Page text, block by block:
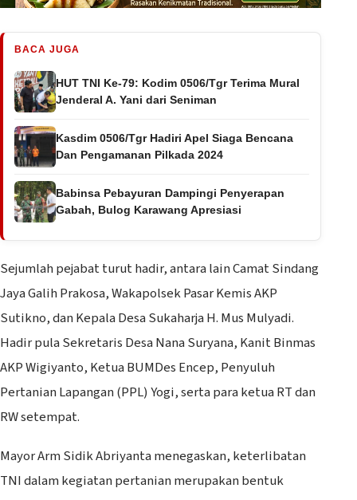
BACA JUGA
HUT TNI Ke-79: Kodim 0506/Tgr Terima Mural
Jenderal A. Yani dari Seniman
Kasdim 0506/Tgr Hadiri Apel Siaga Bencana
Dan Pengamanan Pilkada 2024
Babinsa Pebayuran Dampingi Penyerapan
Gabah, Bulog Karawang Apresiasi
Sejumlah pejabat turut hadir, antara lain Camat Sindang
Jaya Galih Prakosa, Wakapolsek Pasar Kemis AKP
Sutikno, dan Kepala Desa Sukaharja H. Mus Mulyadi.
Hadir pula Sekretaris Desa Nana Suryana, Kanit Binmas
AKP Wigiyanto, Ketua BUMDes Encep, Penyuluh
Pertanian Lapangan (PPL) Yogi, serta para ketua RT dan
RW setempat.
Mayor Arm Sidik Abriyanta menegaskan, keterlibatan
TNI dalam kegiatan pertanian merupakan bentuk